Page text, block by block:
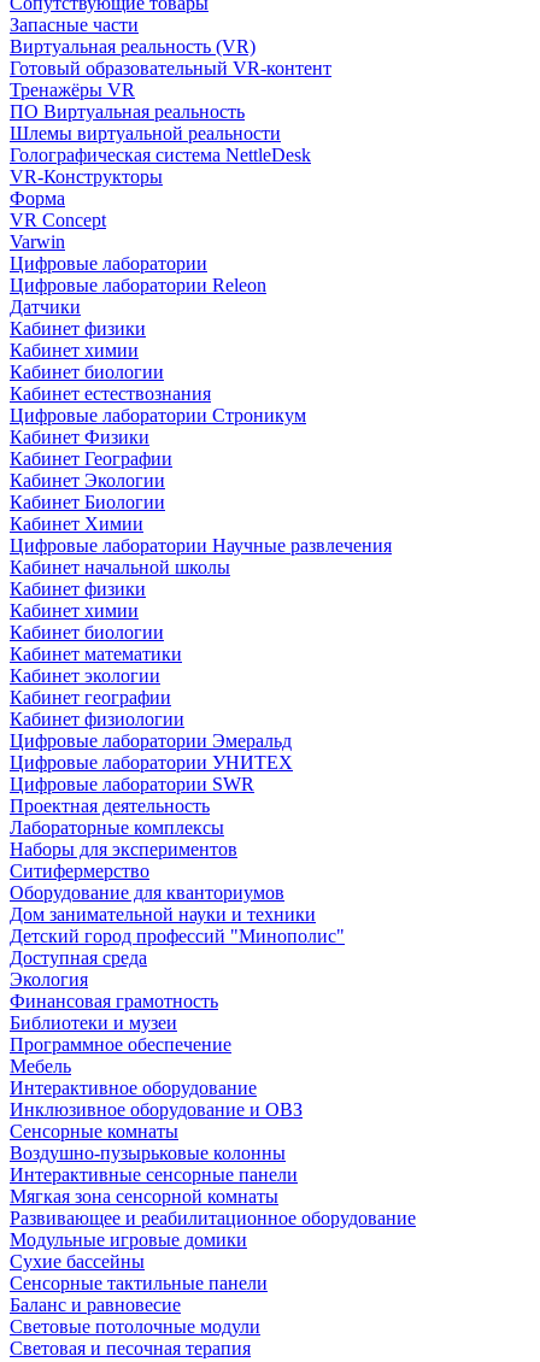
Запасные части
Виртуальная реальность (VR)
Готовый образовательный VR-контент
Тренажёры VR
ПО Виртуальная реальность
Шлемы виртуальной реальности
Голографическая система NettleDesk
VR-Конструкторы
Форма
VR Concept
Varwin
Цифровые лаборатории
Цифровые лаборатории Releon
Датчики
Кабинет физики
Кабинет химии
Кабинет биологии
Кабинет естествознания
Цифровые лаборатории Строникум
Кабинет Физики
Кабинет Географии
Кабинет Экологии
Кабинет Биологии
Кабинет Химии
Цифровые лаборатории Научные развлечения
Кабинет начальной школы
Кабинет физики
Кабинет химии
Кабинет биологии
Кабинет математики
Кабинет экологии
Кабинет географии
Кабинет физиологии
Цифровые лаборатории Эмеральд
Цифровые лаборатории УНИТЕХ
Цифровые лаборатории SWR
Проектная деятельность
Лабораторные комплексы
Наборы для экспериментов
Ситифермерство
Оборудование для кванториумов
Дом занимательной науки и техники
Детский город профессий "Минополис"
Доступная среда
Экология
Финансовая грамотность
Библиотеки и музеи
Программное обеспечение
Мебель
Интерактивное оборудование
Инклюзивное оборудование и ОВЗ
Cенсорные комнаты
Воздушно-пузырьковые колонны
Интерактивные сенсорные панели
Мягкая зона сенсорной комнаты
Развивающее и реабилитационное оборудование
Модульные игровые домики
Сухие бассейны
Сенсорные тактильные панели
Баланс и равновесие
Световые потолочные модули
Световая и песочная терапия